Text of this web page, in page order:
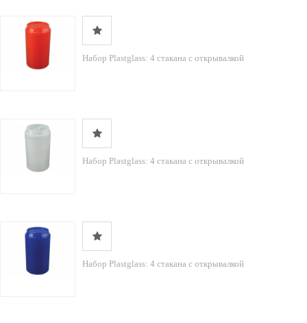
Набор Plastglass: 4 стакана с открывалкой
Набор Plastglass: 4 стакана с открывалкой
Набор Plastglass: 4 стакана с открывалкой